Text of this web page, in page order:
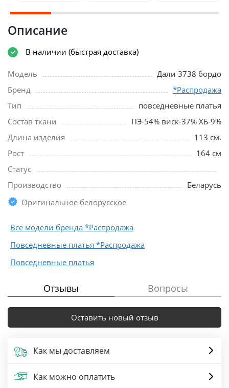
Описание
В наличии (быстрая доставка)
Модель
Дали 3738 бордо
Бренд
*Распродажа
Тип
повседневные платья
Состав ткани
ПЭ-54% виск-37% ХБ-9%
Длина изделия
113 см.
Рост
164 см
Статус
Производство
Беларусь
Оригинальное белорусское
Все модели бренда *Распродажа
Повседневные платья *Распродажа
Повседневные платья
Отзывы Вопросы
Оставить новый отзыв
Как мы доставляем
Как можно оплатить